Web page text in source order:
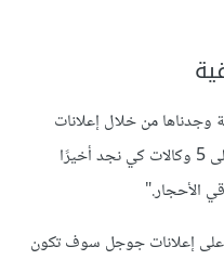
رائعة وجدناها من خلال إعلانات
جوجل. ثم قمنا بتضييق نطاق اختيارنا إلى 5 وكالات كي نجد أخيرًا
الأحجار."
على إعلانات جوجل سوف تكون